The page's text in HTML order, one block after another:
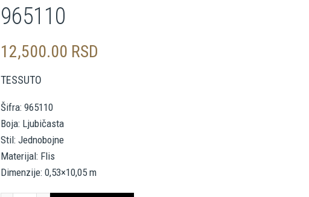
965110
12,500.00 RSD
TESSUTO
Šifra: 965110
Boja: Ljubičasta
Stil: Jednobojne
Materijal: Flis
Dimenzije: 0,53×10,05 m